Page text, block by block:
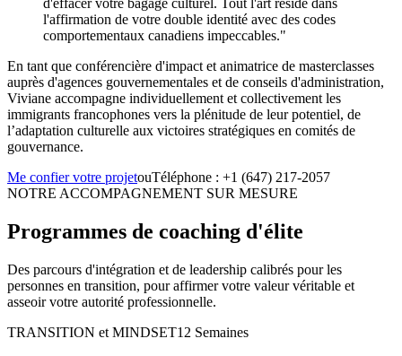
d'effacer votre bagage culturel. Tout l'art réside dans
l'affirmation de votre double identité avec des codes
comportementaux canadiens impeccables."
En tant que conférencière d'impact et animatrice de masterclasses
auprès d'agences gouvernementales et de conseils d'administration,
Viviane accompagne individuellement et collectivement les
immigrants francophones vers la plénitude de leur potentiel, de
l’adaptation culturelle aux victoires stratégiques en comités de
gouvernance.
Me confier votre projetouTéléphone : +1 (647) 217-2057
NOTRE ACCOMPAGNEMENT SUR MESURE
Programmes de coaching d'élite
Des parcours d'intégration et de leadership calibrés pour les
personnes en transition, pour affirmer votre valeur véritable et
asseoir votre autorité professionnelle.
TRANSITION et MINDSET12 Semaines